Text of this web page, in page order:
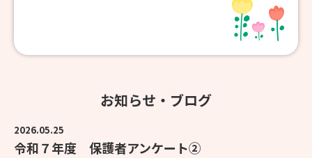
お知らせ・ブログ
2026.05.25
令和７年度 保護者アンケート②